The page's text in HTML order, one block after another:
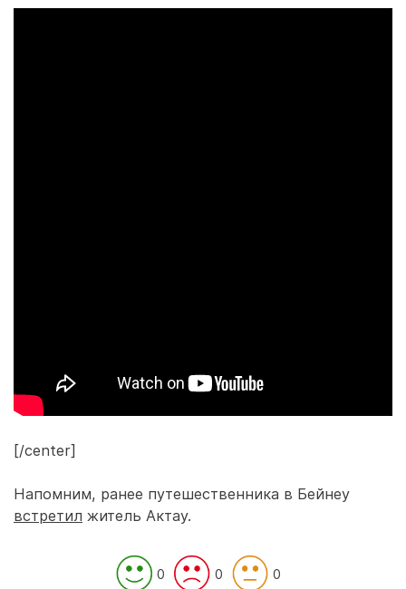
[/center]
Напомним, ранее путешественника в Бейнеу
встретил житель Актау.
0 0 0